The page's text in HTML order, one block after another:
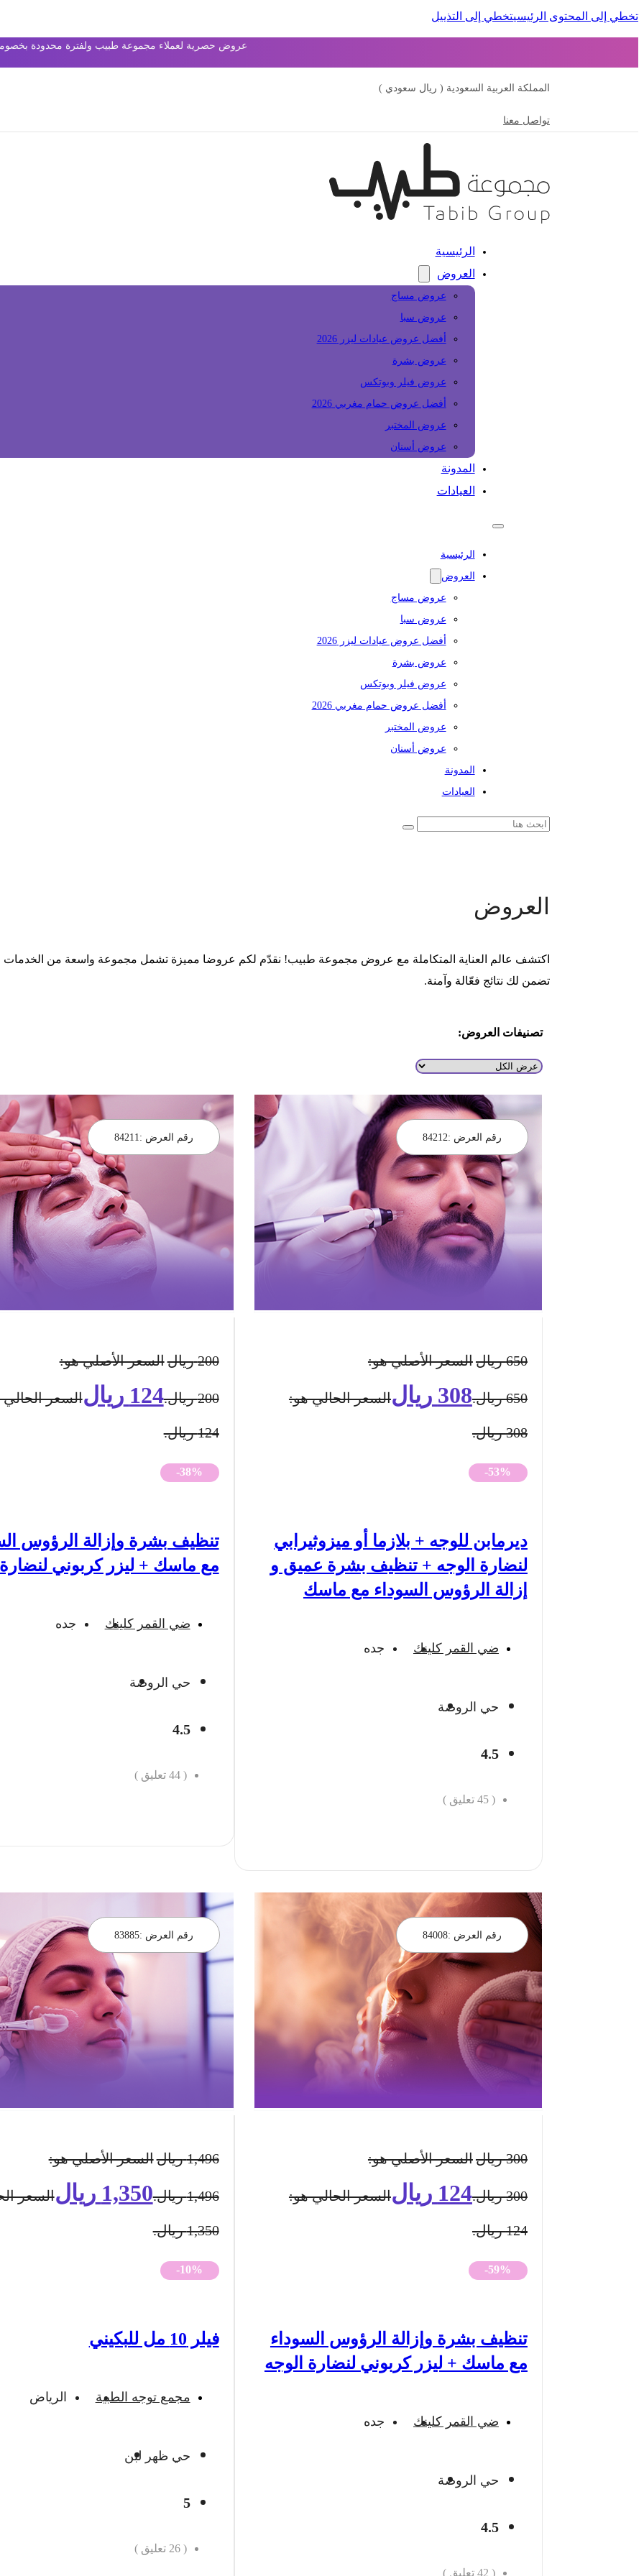
تخطي إلى المحتوى الرئيسيتخطي إلى التذييل
عروض حصرية لعملاء مجموعة طبيب ولفترة محدودة بخصومات
المملكة العربية السعودية ( ريال سعودي )
تواصل معنا
الرئيسية
العروض
عروض مساج
عروض سبا
أفضل عروض عيادات ليزر 2026
عروض بشرة
عروض فيلر وبوتكس
أفضل عروض حمام مغربي 2026
عروض المختبر
عروض أسنان
المدونة
العيادات
الرئيسية
العروض
عروض مساج
عروض سبا
أفضل عروض عيادات ليزر 2026
عروض بشرة
عروض فيلر وبوتكس
أفضل عروض حمام مغربي 2026
عروض المختبر
عروض أسنان
المدونة
العيادات
العروض
اكتشف عالم العناية المتكاملة مع عروض مجموعة طبيب! نقدّم لكم عروضا مميزة تشمل مجموعة واسعة من الخدمات
تضمن لك نتائج فعّالة وآمنة.
تصنيفات العروض:
رقم العرض :84212
650 ريالالسعر الأصلي هو:
650 ريال. 308 ريالالسعر الحالي هو:
308 ريال.
-53%
ديرمابن للوجه + بلازما أو ميزوثيرابي
لنضارة الوجه + تنظيف بشرة عميق و
إزالة الرؤوس السوداء مع ماسك
ضي القمر كلينك جده
حي الروضة
4.5
(
45 تعليق )
رقم العرض : 84211
200 ريالالسعر الأصلي هو:
200 ريال. 124 ريالالسعر
124 ريال.
-38%
تنظيف بشرة وإزالة الرؤوس
مع ماسك + ليزر كربوني
ضي القمر كلينك جده
حي الروضة
4.5
(
44 تعليق )
رقم العرض :84008
300 ريالالسعر الأصلي هو:
300 ريال. 124 ريالالسعر الحالي هو:
124 ريال.
-59%
تنظيف بشرة وإزالة الرؤوس السوداء
مع ماسك + ليزر كربوني لنضارة الوجه
ضي القمر كلينك جده
حي الروضة
4.5
(
42 تعليق )
رقم العرض :83885
1,496 ريالالسعر الأصلي هو:
1,496 ريال. 1,350 ريالالسعر
1,350 ريال.
-10%
فيلر 10 مل للبكيني
مجمع توجه الطبية الرياض
حي ظهر لبن
5
(
26 تعليق )